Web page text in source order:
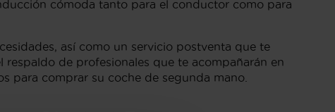
cómoda tanto para el conductor como para
así como un servicio postventa que te
de profesionales que te acompañarán en
para comprar su coche de segunda mano.